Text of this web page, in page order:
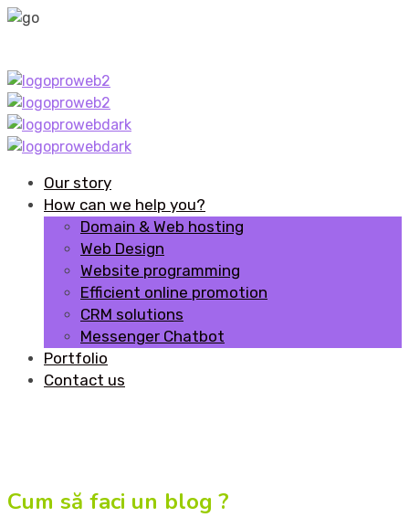
Our story
How can we help you?
Domain & Web hosting
Web Design
Website programming
Efficient online promotion
CRM solutions
Messenger Chatbot
Portfolio
Contact us
Cum să faci un blog ?